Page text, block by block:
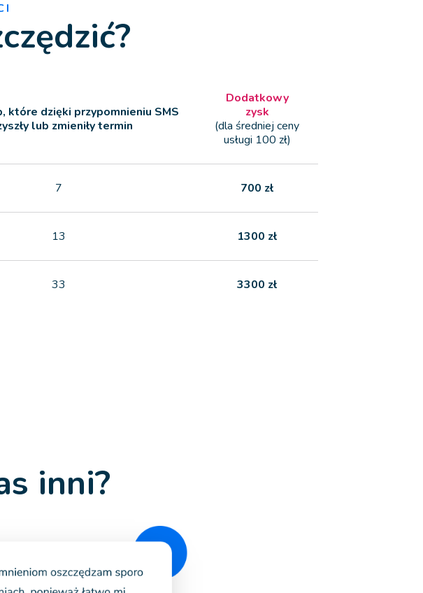
które dzięki przypomnieniu SMS
lub zmieniły termin
Dodatkowy
zysk
(dla średniej ceny
usługi 100 zł)
7 700 zł
13 1300 zł
33 3300 zł
inni?